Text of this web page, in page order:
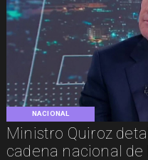
NACIONAL
Ministro Quiroz
cadena nacional de